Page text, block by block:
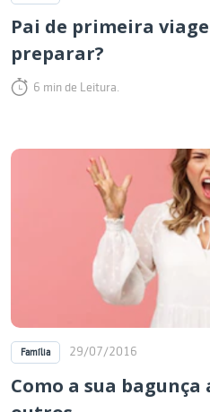
Pai de primeira
preparar?
6 min de Leitura.
Família 29/07/2016
Como a sua